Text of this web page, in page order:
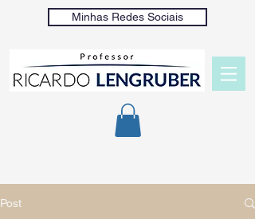
Minhas Redes Sociais
Post